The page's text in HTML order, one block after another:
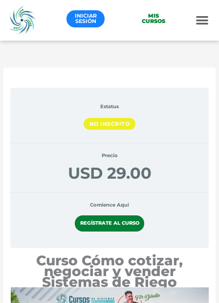
contenido
INICIAR
SESIÓN
MIS
CURSOS
Estatus
NO INSCRITO
Precio
USD 29.00
Comience Aquí
REGÍSTRATE AL CURSO
Curso Cómo cotizar,
negociar y vender
Sistemas de Riego